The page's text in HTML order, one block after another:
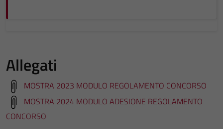
Allegati
MOSTRA 2023 MODULO REGOLAMENTO CONCORSO
MOSTRA 2024 MODULO ADESIONE REGOLAMENTO
CONCORSO